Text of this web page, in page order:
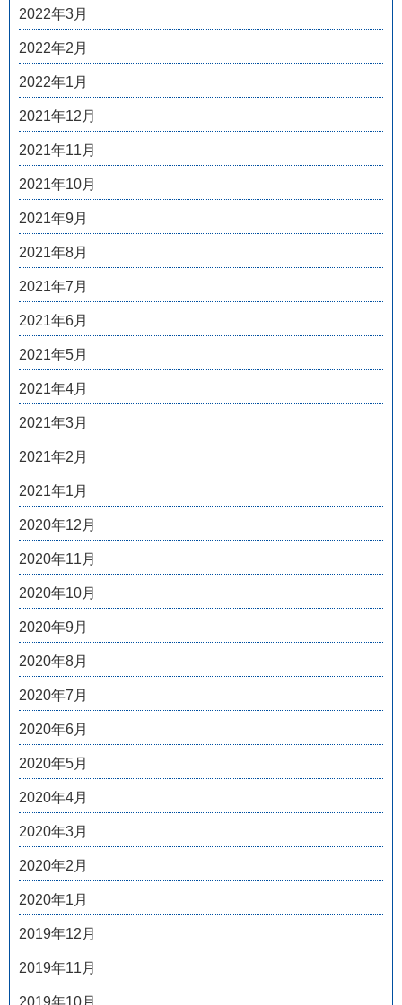
2022年3月
2022年2月
2022年1月
2021年12月
2021年11月
2021年10月
2021年9月
2021年8月
2021年7月
2021年6月
2021年5月
2021年4月
2021年3月
2021年2月
2021年1月
2020年12月
2020年11月
2020年10月
2020年9月
2020年8月
2020年7月
2020年6月
2020年5月
2020年4月
2020年3月
2020年2月
2020年1月
2019年12月
2019年11月